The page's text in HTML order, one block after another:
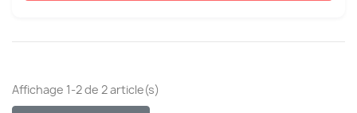
Affichage 1-2 de 2 article(s)